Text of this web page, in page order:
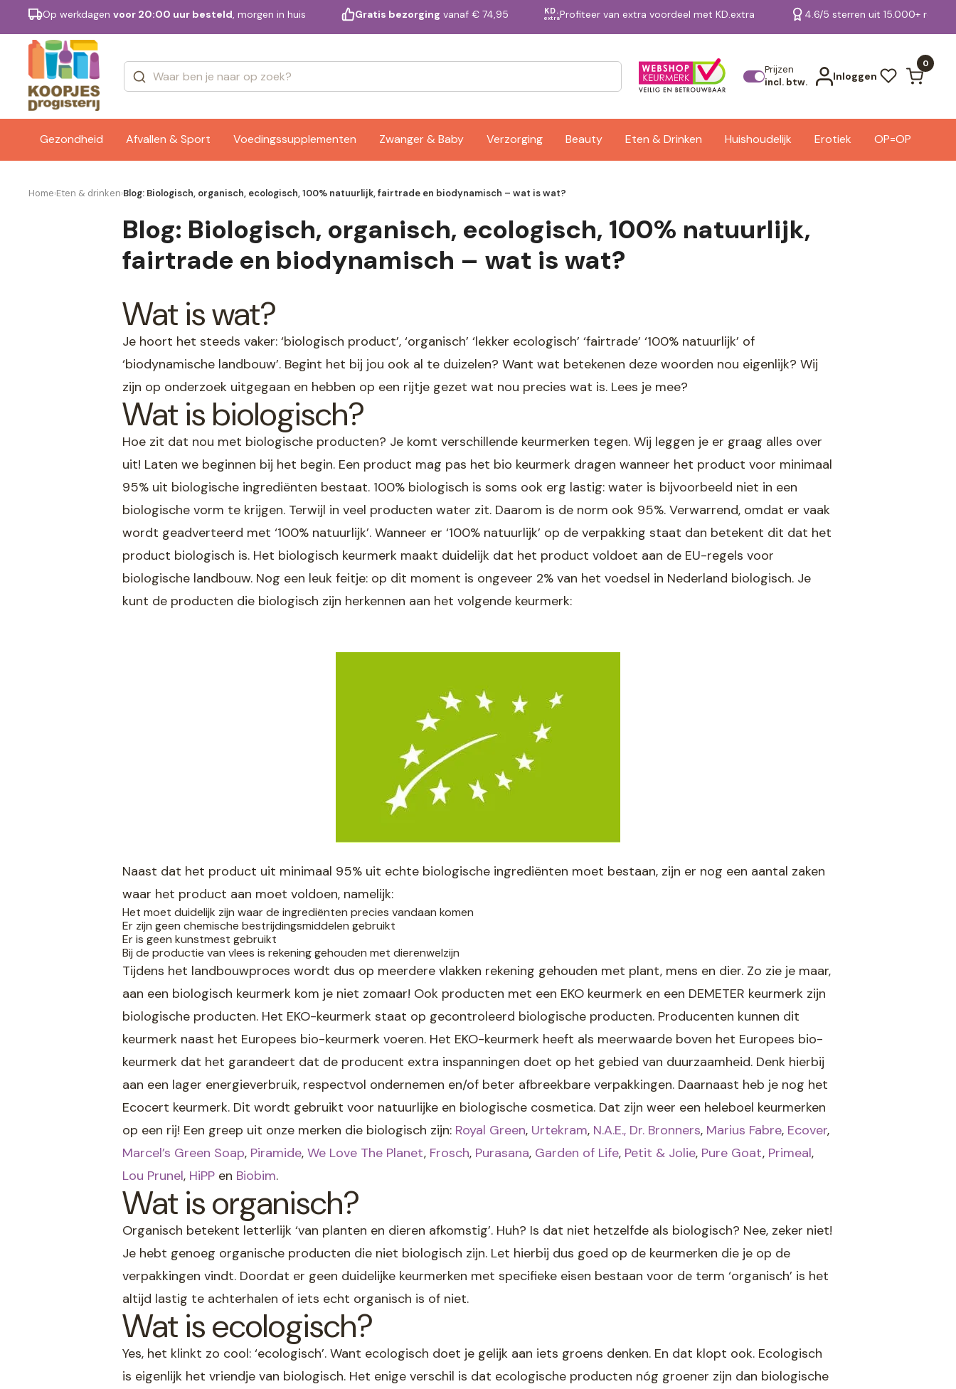
Op werkdagen voor 20:00 uur besteld, morgen in huis Gratis bezorging vanaf € 74,95 KD.
extraProfiteer van extra voordeel met KD.extra 4.6/5 sterren uit 15.000+
Prijzen
incl. btw.
Inloggen
0
Gezondheid Afvallen & Sport Voedingssupplementen Zwanger & Baby Verzorging Beauty Eten & Drinken Huishoudelijk Erotiek OP=OP
Merken Bekijk alle resultaten
Home›Eten & drinken›Blog: Biologisch, organisch, ecologisch, 100% natuurlijk, fairtrade en biodynamisch – wat is wat?
Blog: Biologisch, organisch, ecologisch, 100% natuurlijk,
fairtrade en biodynamisch – wat is wat?
Wat is wat?
Je hoort het steeds vaker: ‘biologisch product’, ‘organisch’ ‘lekker ecologisch’ ‘fairtrade’ ‘100% natuurlijk’ of
‘biodynamische landbouw’. Begint het bij jou ook al te duizelen? Want wat betekenen deze woorden nou eigenlijk? Wij
zijn op onderzoek uitgegaan en hebben op een rijtje gezet wat nou precies wat is. Lees je mee?
Wat is biologisch?
Hoe zit dat nou met biologische producten? Je komt verschillende keurmerken tegen. Wij leggen je er graag alles over
uit! Laten we beginnen bij het begin. Een product mag pas het bio keurmerk dragen wanneer het product voor minimaal
95% uit biologische ingrediënten bestaat. 100% biologisch is soms ook erg lastig: water is bijvoorbeeld niet in een
biologische vorm te krijgen. Terwijl in veel producten water zit. Daarom is de norm ook 95%. Verwarrend, omdat er vaak
wordt geadverteerd met ‘100% natuurlijk’. Wanneer er ‘100% natuurlijk’ op de verpakking staat dan betekent dit dat het
product biologisch is. Het biologisch keurmerk maakt duidelijk dat het product voldoet aan de EU-regels voor
biologische landbouw. Nog een leuk feitje: op dit moment is ongeveer 2% van het voedsel in Nederland biologisch. Je
kunt de producten die biologisch zijn herkennen aan het volgende keurmerk:
Naast dat het product uit minimaal 95% uit echte biologische ingrediënten moet bestaan, zijn er nog een aantal zaken
waar het product aan moet voldoen, namelijk:
Het moet duidelijk zijn waar de ingrediënten precies vandaan komen
Er zijn geen chemische bestrijdingsmiddelen gebruikt
Er is geen kunstmest gebruikt
Bij de productie van vlees is rekening gehouden met dierenwelzijn
Tijdens het landbouwproces wordt dus op meerdere vlakken rekening gehouden met plant, mens en dier. Zo zie je maar,
aan een biologisch keurmerk kom je niet zomaar! Ook producten met een EKO keurmerk en een DEMETER keurmerk zijn
biologische producten. Het EKO-keurmerk staat op gecontroleerd biologische producten. Producenten kunnen dit
keurmerk naast het Europees bio-keurmerk voeren. Het EKO-keurmerk heeft als meerwaarde boven het Europees bio-
keurmerk dat het garandeert dat de producent extra inspanningen doet op het gebied van duurzaamheid. Denk hierbij
aan een lager energieverbruik, respectvol ondernemen en/of beter afbreekbare verpakkingen. Daarnaast heb je nog het
Ecocert keurmerk. Dit wordt gebruikt voor natuurlijke en biologische cosmetica. Dat zijn weer een heleboel keurmerken
op een rij! Een greep uit onze merken die biologisch zijn: Royal Green, Urtekram, N.A.E., Dr. Bronners, Marius Fabre, Ecover,
Marcel’s Green Soap, Piramide, We Love The Planet, Frosch, Purasana, Garden of Life, Petit & Jolie, Pure Goat, Primeal,
Lou Prunel, HiPP en Biobim.
Wat is organisch?
Organisch betekent letterlijk ‘van planten en dieren afkomstig’. Huh? Is dat niet hetzelfde als biologisch? Nee, zeker niet!
Je hebt genoeg organische producten die niet biologisch zijn. Let hierbij dus goed op de keurmerken die je op de
verpakkingen vindt. Doordat er geen duidelijke keurmerken met specifieke eisen bestaan voor de term ‘organisch’ is het
altijd lastig te achterhalen of iets echt organisch is of niet.
Wat is ecologisch?
Yes, het klinkt zo cool: ‘ecologisch’. Want ecologisch doet je gelijk aan iets groens denken. En dat klopt ook. Ecologisch
is eigenlijk het vriendje van biologisch. Het enige verschil is dat ecologische producten nóg groener zijn dan biologische